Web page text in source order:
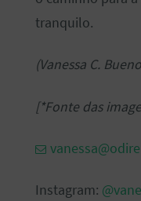
tranquilo.
(Vanessa C.
[*Fonte das
Instagram: